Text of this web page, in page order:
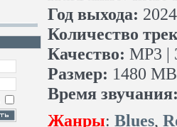
Год выхода: 2024
Количество
Качество: MP3 |
Размер: 1480
Время
Жанры: Blues,